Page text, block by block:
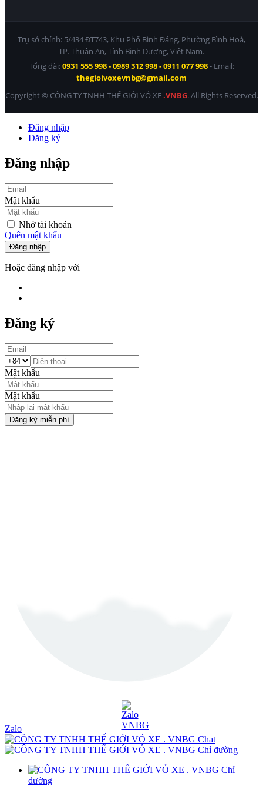
Trụ sở chính: 5/434 ĐT743, Khu Phố Bình Đáng, Phường Bình Hoà,
TP. Thuận An, Tỉnh Bình Dương, Việt Nam.
Tổng đài:0931 555 998 - 0989 312 998 - 0911 077 998- Email:
thegioivoxevnbg@gmail.com
Copyright © CÔNG TY TNHH THẾ GIỚI VỎ XE.VNBG. All Rights Reserved.
Đăng nhập
Đăng ký
Đăng nhập
Mật khẩu
Nhớ tài khoản
Quên mật khẩu
Đăng nhập
Hoặc đăng nhập với
Đăng ký
Mật khẩu
Mật khẩu
Đăng ký miễn phí
Zalo
Chat
Chỉ đường
Chỉ
đường